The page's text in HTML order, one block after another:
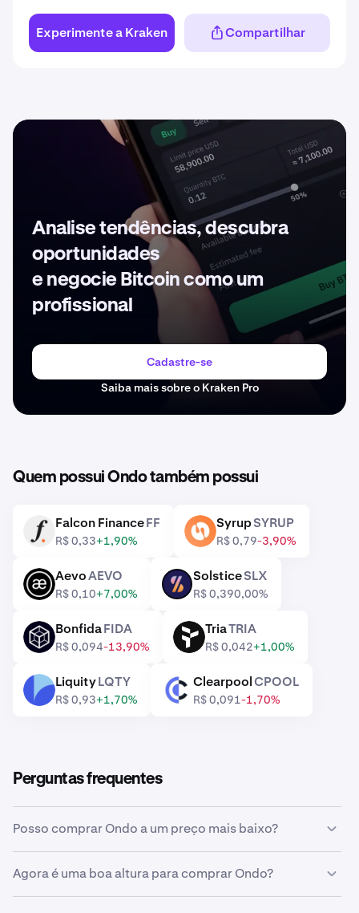
Experimente a Kraken Compartilhar
Analise tendências, descubra
oportunidades
e negocie Bitcoin como um
profissional
Cadastre-se
Saiba mais sobre o Kraken Pro
Quem possui Ondo também possui
FF Falcon FinanceFF
R$ 0,33+1,90%
SYRUP SyrupSYRUP
R$ 0,79-3,90%
AEVO AevoAEVO
R$ 0,10+7,00%
SLX SolsticeSLX
R$ 0,390,00%
FIDA BonfidaFIDA
R$ 0,094-13,90%
TRIA TriaTRIA
R$ 0,042+1,00%
LQTY LiquityLQTY
R$ 0,93+1,70%
CPOOL ClearpoolCPOOL
R$ 0,091-1,70%
Perguntas frequentes
Posso comprar Ondo a um preço mais baixo?
comprar automaticamente Ondo se o preço baixar.
Agora é uma boa altura para comprar Ondo?